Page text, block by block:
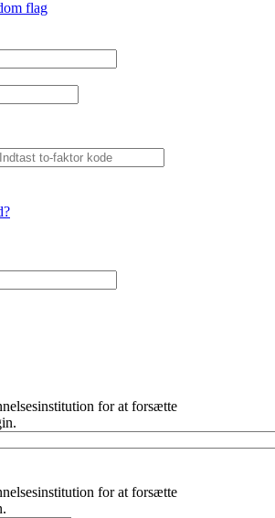
for at forsætte
for at forsætte